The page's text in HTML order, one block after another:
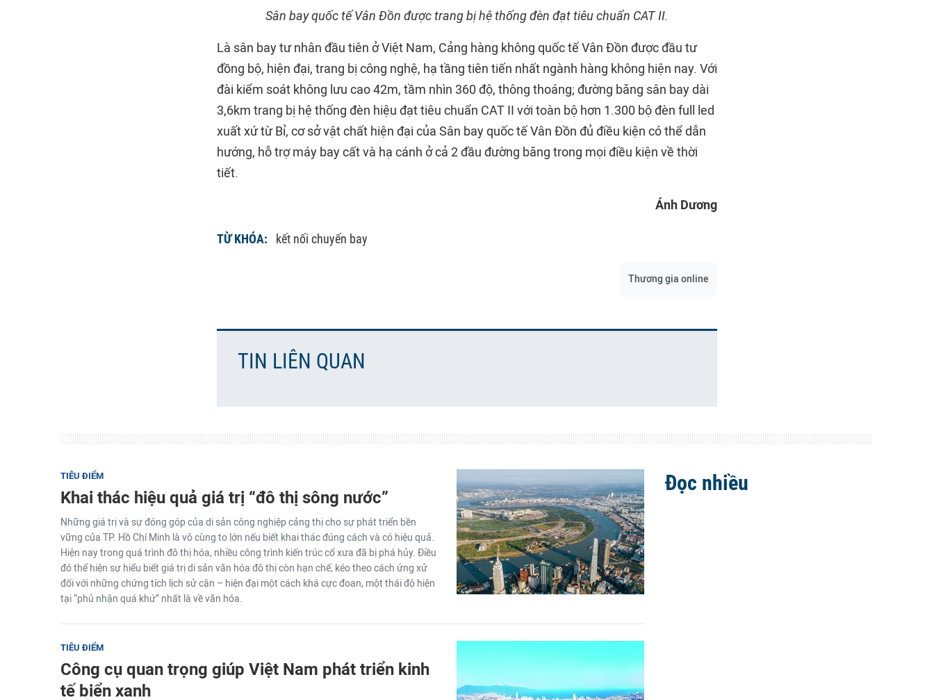
Sân bay quốc tế Vân Đồn được trang bị hệ thống đèn đạt tiêu chuẩn CAT II.
Là sân bay tư nhân đầu tiên ở Việt Nam, Cảng hàng không quốc tế Vân Đồn được đầu tư
đồng bộ, hiện đại, trang bị công nghệ, hạ tầng tiên tiến nhất ngành hàng không hiện nay. Với
đài kiểm soát không lưu cao 42m, tầm nhìn 360 độ, thông thoáng; đường băng sân bay dài
3,6km trang bị hệ thống đèn hiệu đạt tiêu chuẩn CAT II với toàn bộ hơn 1.300 bộ đèn full led
xuất xứ từ Bỉ, cơ sở vật chất hiện đại của Sân bay quốc tế Vân Đồn đủ điều kiện có thể dẫn
hướng, hỗ trợ máy bay cất và hạ cánh ở cả 2 đầu đường băng trong mọi điều kiện về thời
tiết.
Ánh Dương
TỪ KHÓA: kết nối chuyến bay
Thương gia online
TIN LIÊN QUAN
TIÊU ĐIỂM
Khai thác hiệu quả giá trị “đô thị sông nước”
Những giá trị và sự đóng góp của di sản công nghiệp cảng thị cho sự phát triển bền
vững của TP. Hồ Chí Minh là vô cùng to lớn nếu biết khai thác đúng cách và có hiệu quả.
Hiện nay trong quá trình đô thị hóa, nhiều công trình kiến trúc cổ xưa đã bị phá hủy. Điều
đó thể hiện sự hiểu biết giá trị di sản văn hóa đô thị còn hạn chế, kéo theo cách ứng xử
đối với những chứng tích lịch sử cận – hiện đại một cách khá cực đoan, một thái độ hiện
tại “phủ nhận quá khứ” nhất là về văn hóa.
TIÊU ĐIỂM
Công cụ quan trọng giúp Việt Nam phát triển kinh
tế biển xanh
Đọc nhiều